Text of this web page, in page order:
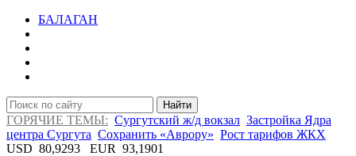
БАЛАГАН
Найти
ГОРЯЧИЕ ТЕМЫ: Сургутский ж/д вокзал Застройка Ядра
центра Сургута Сохранить «Аврору» Рост тарифов ЖКХ
USD 80,9293 EUR 93,1901